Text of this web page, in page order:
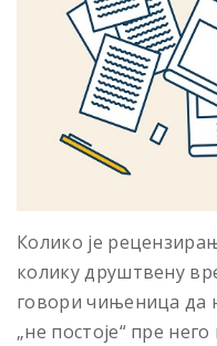
Колико је
колику друштвену
говори чињеница да
„не постоје“ пре